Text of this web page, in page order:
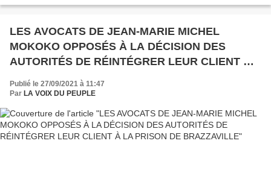
LES AVOCATS DE JEAN-MARIE MICHEL
MOKOKO OPPOSÉS À LA DÉCISION DES
AUTORITÉS DE RÉINTÉGRER LEUR CLIENT À
LA PRISON DE BRAZZAVILLE
Publié le 27/09/2021 à 11:47
Par LA VOIX DU PEUPLE